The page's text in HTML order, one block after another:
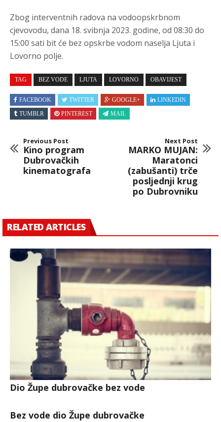
Zbog interventnih radova na vodoopskrbnom
cjevovodu, dana 18. svibnja 2023. godine, od 08:30 do
15:00 sati bit će bez opskrbe vodom naselja Ljuta i
Lovorno polje.
TAG BEZ VODE LJUTA LOVORNO OBAVIJEST
FACEBOOK TWITTER GOOGLE+
LINKEDIN
TUMBLR
PINTEREST MAIL
Previous Post
Kino program
Dubrovačkih
kinematografa
Next Post
MARKO MUJAN:
Maratonci
(zabušanti) trče
posljednji krug
po Dubrovniku
RELATED ARTICLES
Dio Župe dubrovačke bez vode
Bez vode dio Župe dubrovačke